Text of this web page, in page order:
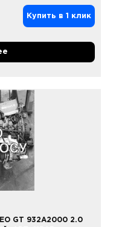
Купить в 1 клик
GT 932A2000 2.0